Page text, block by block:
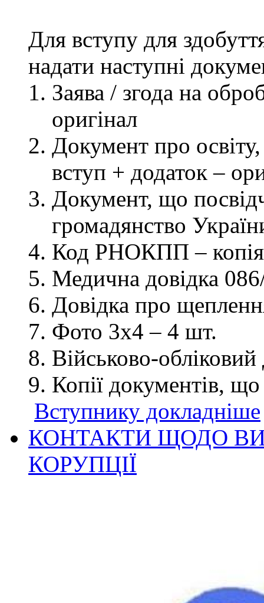
Для вступу для
надати наступні
Заява / згода на
оригінал
Документ про освіту,
вступ + додаток –
Документ, що
громадянство
Код РНОКПП – копія
Медична довідка
Довідка про
Фото 3х4 – 4 шт.
Військово-
Копії документів,
Вступнику докладніше
КОНТАКТИ ЩОДО
КОРУПЦІЇ